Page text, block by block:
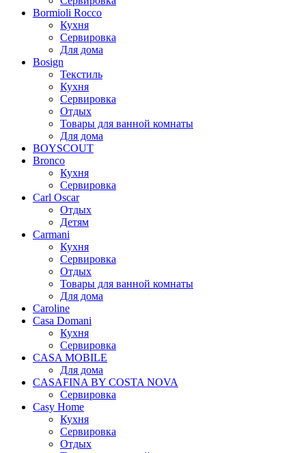
Bormioli Rocco
Кухня
Сервировка
Для дома
Bosign
Текстиль
Кухня
Сервировка
Отдых
Товары для ванной комнаты
Для дома
BOYSCOUT
Bronco
Кухня
Сервировка
Carl Oscar
Отдых
Детям
Carmani
Кухня
Сервировка
Отдых
Товары для ванной комнаты
Для дома
Caroline
Casa Domani
Кухня
Сервировка
CASA MOBILE
Для дома
CASAFINA BY COSTA NOVA
Сервировка
Casy Home
Кухня
Сервировка
Отдых